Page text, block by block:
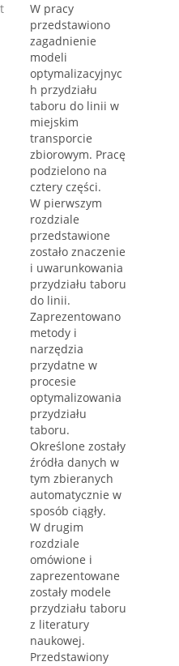
W pracy
przedstawiono
zagadnienie
modeli
optymalizacyjnyc
h przydziału
taboru do linii w
miejskim
transporcie
zbiorowym. Pracę
podzielono na
cztery części.
W pierwszym
rozdziale
przedstawione
zostało znaczenie
i uwarunkowania
przydziału taboru
do linii.
Zaprezentowano
metody i
narzędzia
przydatne w
procesie
optymalizowania
przydziału
taboru.
Określone zostały
źródła danych w
tym zbieranych
automatycznie w
sposób ciągły.
W drugim
rozdziale
omówione i
zaprezentowane
zostały modele
przydziału taboru
z literatury
naukowej.
Przedstawiony